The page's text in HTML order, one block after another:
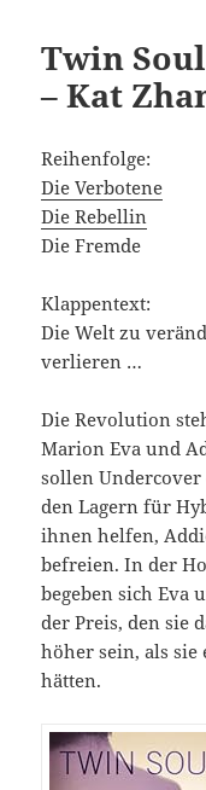
Twin
– Kat
Reihenfolge:
Die Verbotene
Die Rebellin
Die Fremde
Klappentext:
Die Welt zu
verlieren …
Die Revolution
Marion Eva und
sollen
den Lagern für
ihnen helfen,
befreien. In der
begeben sich Eva
der Preis, den sie
höher sein, als sie
hätten.